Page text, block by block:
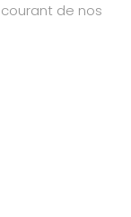
de nos